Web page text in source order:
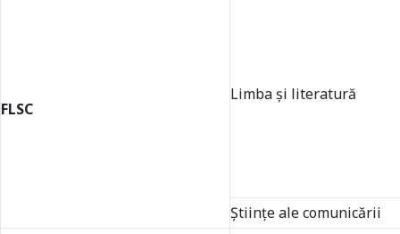
FLSC
Limba şi literatură
Științe ale comunicării